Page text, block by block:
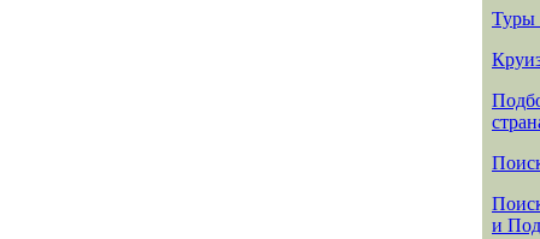
Туры
и